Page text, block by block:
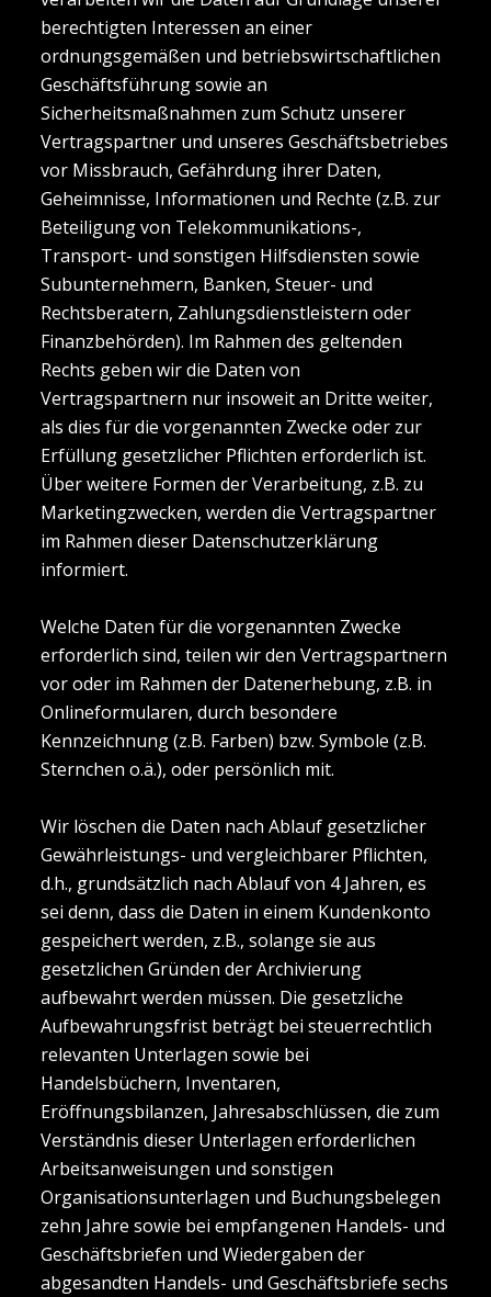
berechtigten Interessen an einer
ordnungsgemäßen und betriebswirtschaftlichen
Geschäftsführung sowie an
Sicherheitsmaßnahmen zum Schutz unserer
Vertragspartner und unseres Geschäftsbetriebes
vor Missbrauch, Gefährdung ihrer Daten,
Geheimnisse, Informationen und Rechte (z.B. zur
Beteiligung von Telekommunikations-,
Transport- und sonstigen Hilfsdiensten sowie
Subunternehmern, Banken, Steuer- und
Rechtsberatern, Zahlungsdienstleistern oder
Finanzbehörden). Im Rahmen des geltenden
Rechts geben wir die Daten von
Vertragspartnern nur insoweit an Dritte weiter,
als dies für die vorgenannten Zwecke oder zur
Erfüllung gesetzlicher Pflichten erforderlich ist.
Über weitere Formen der Verarbeitung, z.B. zu
Marketingzwecken, werden die Vertragspartner
im Rahmen dieser Datenschutzerklärung
informiert.
Welche Daten für die vorgenannten Zwecke
erforderlich sind, teilen wir den Vertragspartnern
vor oder im Rahmen der Datenerhebung, z.B. in
Onlineformularen, durch besondere
Kennzeichnung (z.B. Farben) bzw. Symbole (z.B.
Sternchen o.ä.), oder persönlich mit.
Wir löschen die Daten nach Ablauf gesetzlicher
Gewährleistungs- und vergleichbarer Pflichten,
d.h., grundsätzlich nach Ablauf von 4 Jahren, es
sei denn, dass die Daten in einem Kundenkonto
gespeichert werden, z.B., solange sie aus
gesetzlichen Gründen der Archivierung
aufbewahrt werden müssen. Die gesetzliche
Aufbewahrungsfrist beträgt bei steuerrechtlich
relevanten Unterlagen sowie bei
Handelsbüchern, Inventaren,
Eröffnungsbilanzen, Jahresabschlüssen, die zum
Verständnis dieser Unterlagen erforderlichen
Arbeitsanweisungen und sonstigen
Organisationsunterlagen und Buchungsbelegen
zehn Jahre sowie bei empfangenen Handels- und
Geschäftsbriefen und Wiedergaben der
abgesandten Handels- und Geschäftsbriefe sechs